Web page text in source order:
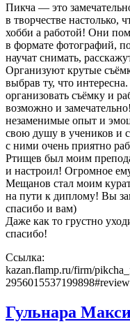
Пикча — это
в творчестве настолько,
хобби а работой! Они
в формате фотографий,
научат снимать,
Организуют крутые
выбрав ту, что
организовать съёмку и
возможно и
незаменимые опыт и
свою душу в учеников и
с ними очень приятно
Ртищев был моим
и настроил! Огромное
Мещанов стал моим
на пути к диплому! Вы
спасибо и вам)
Даже как то грустно
спасибо!
Ссылка:
kazan.flamp.ru/firm/
Гульнара